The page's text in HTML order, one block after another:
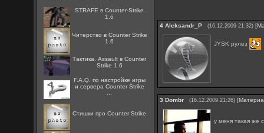
STRAFE в Counter-Strike
1.6
Читерство в Counter Strike
1.6
Тактика. Assault в Counter
Strike 1.6
F.A.Q. по настройке игры
и сервера Counter Strike
Стишки про Counter Strike
4 Aleksandr_P (16.12.2009 21:32) [
JYSK рулез
3 Dombr (16.12.2009 21:26) [
у меня такая же